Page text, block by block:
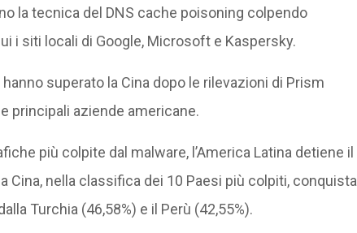
la tecnica del DNS cache poisoning colpendo
i siti locali di Google, Microsoft e Kaspersky.
superato la Cina dopo le rilevazioni di Prism
principali aziende americane.
più colpite dal malware, l’America Latina detiene il
Cina, nella classifica dei 10 Paesi più colpiti, conquista
Turchia (46,58%) e il Perù (42,55%).